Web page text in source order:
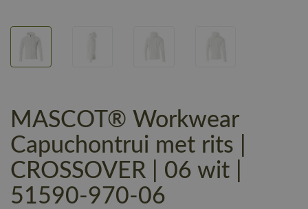
MASCOT® Workwear
Capuchontrui met rits |
CROSSOVER | 06 wit |
51590-970-06